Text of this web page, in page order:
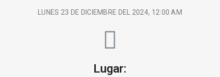
LUNES 23 DE DICIEMBRE DEL 2024, 12:00 AM
Lugar: